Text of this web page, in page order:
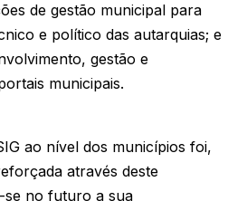
de gestão municipal para
e político das autarquias; e
gestão e
municipais.
ao nível dos municípios foi,
através deste
no futuro a sua